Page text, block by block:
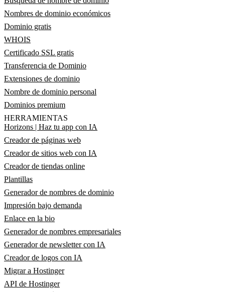
Nombres de dominio económicos
Dominio gratis
WHOIS
Certificado SSL gratis
Transferencia de Dominio
Extensiones de dominio
Nombre de dominio personal
Dominios premium
HERRAMIENTAS
Horizons | Haz tu app con IA
Creador de páginas web
Creador de sitios web con IA
Creador de tiendas online
Plantillas
Generador de nombres de dominio
Impresión bajo demanda
Enlace en la bio
Generador de nombres empresariales
Generador de newsletter con IA
Creador de logos con IA
Migrar a Hostinger
API de Hostinger